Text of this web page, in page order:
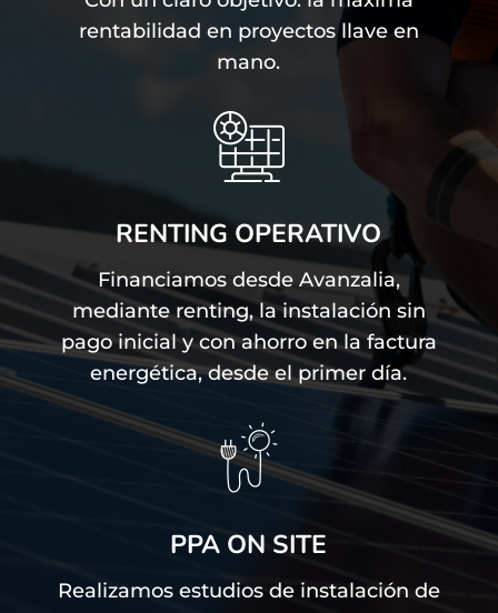
rentabilidad en proyectos llave en
mano.
RENTING OPERATIVO
Financiamos desde Avanzalia,
mediante renting, la instalación sin
pago inicial y con ahorro en la factura
energética, desde el primer día.
PPA ON SITE
Realizamos estudios de instalación de